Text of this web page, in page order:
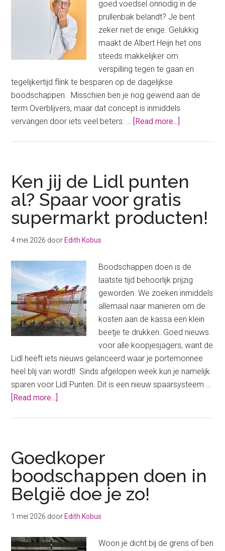
goed voedsel onnodig in de
prullenbak belandt? Je bent
zeker niet de enige. Gelukkig
maakt de Albert Heijn het ons
steeds makkelijker om
verspilling tegen te gaan en
tegelijkertijd flink te besparen op de dagelijkse
boodschappen. Misschien ben je nog gewend aan de
term Overblijvers, maar dat concept is inmiddels
vervangen door iets veel beters: …
[Read more...]
keer
opnieuw
de
Laatste
bij
AH
(de
nieuwe
Overblijvers)
Ken jij de Lidl punten
al? Spaar voor gratis
supermarkt producten!
4 mei 2026 door Edith Kobus
Boodschappen doen is de
laatste tijd behoorlijk prijzig
geworden. We zoeken inmiddels
allemaal naar manieren om de
kosten aan de kassa een klein
beetje te drukken. Goed nieuws
voor alle koopjesjagers, want de
Lidl heeft iets nieuws gelanceerd waar je portemonnee
heel blij van wordt! Sinds afgelopen week kun je namelijk
sparen voor Lidl Punten. Dit is een nieuw spaarsysteem …
[Read more...]
Lidl
punten
al?
Spaar
voor
gratis
producten!
Goedkoper
boodschappen doen in
België doe je zo!
1 mei 2026 door Edith Kobus
Woon je dicht bij de grens of ben